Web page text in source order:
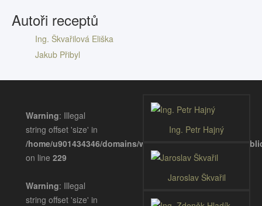
Autoři receptů
Ing. Škvařilová Eliška
Jakub Přibyl
Warning: Illegal
string offset 'size' in
/home/u901434346/domains/wellnessgastronomie.eu/
on line 229
Warning: Illegal
string offset 'size' in
Ing. Petr Hajný
Jaroslav Škvařil